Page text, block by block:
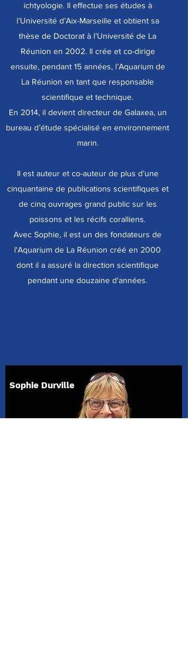
ichtyologie. Il effectue ses études à
l’Université d’Aix-Marseille et obtient sa
thèse de Doctorat à l’Université de La
Réunion en 2002. Il crée et co-dirige
ensuite, pendant 15 années, l’Aquarium de
La Réunion en tant que responsable
scientifique et technique.
En 2014, il devient directeur de Galaxea, un
bureau d’étude spécialisé en environnement
marin.
Il est auteur et co-auteur de plus d’une
cinquantaine de publications scientifiques et
de cinq ouvrages grand public sur les
poissons et les récifs coralliens.
Avec Sophie, il est un des fondateurs de
l'Aquarium de La Réunion créé en 2000
dont il a assuré la direction scientifique
pendant une douzaine d'années.
Sophie Durville